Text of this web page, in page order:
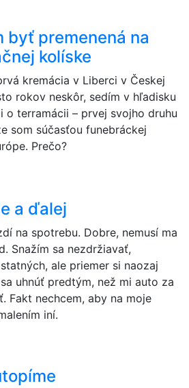
byť premenená na
kolíske
kremácia v Liberci v Českej
rokov neskôr, sedím v hľadisku
o terramácii – prvej svojho druhu
som súčasťou funebráckej
Prečo?
a ďalej
na spotrebu. Dobre, nemusí ma
Snažím sa nezdržiavať,
ale priemer si naozaj
uhnúť predtým, než mi auto za
Fakt nechcem, aby na moje
iní.